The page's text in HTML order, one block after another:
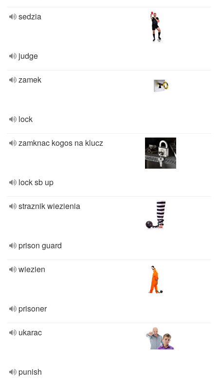
sedzia
judge
zamek
lock
zamknac kogos na klucz
lock sb up
straznik wiezienia
prison guard
wiezien
prisoner
ukarac
punish